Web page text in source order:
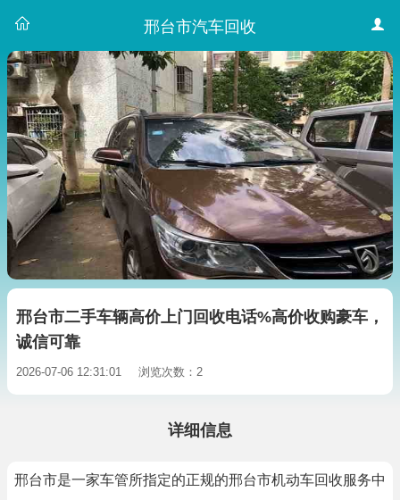
邢台市汽车回收
邢台市二手车辆高价上门回收电话%高价收购豪车，
诚信可靠
2026-07-06 12:31:01 浏览次数：2
详细信息
邢台市是一家车管所指定的正规的邢台市机动车回收服务中